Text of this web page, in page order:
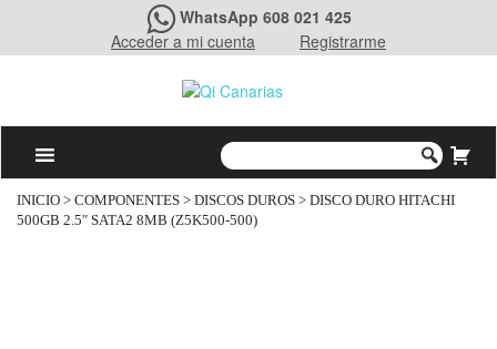
WhatsApp 608 021 425
Acceder a mi cuenta
Registrarme
INICIO > COMPONENTES > DISCOS DUROS > DISCO DURO HITACHI
500GB 2.5″ SATA2 8MB (Z5K500-500)